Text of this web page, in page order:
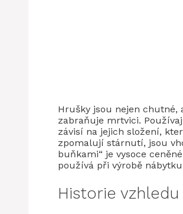
Hrušky jsou nejen chutné,
zabraňuje mrtvici.
závisí na jejich složení,
zpomalují stárnutí, jsou
buňkami“ je vysoce
používá při výrobě
Historie